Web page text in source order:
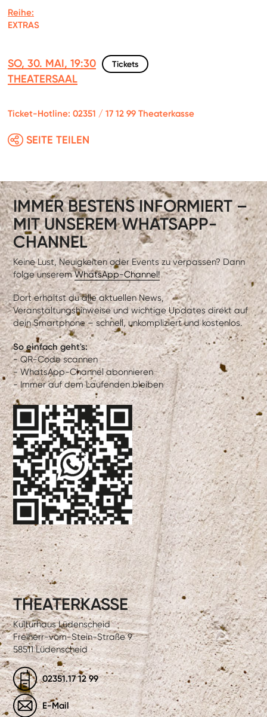
Reihe:
EXTRAS
SO, 30. MAI, 19:30 Tickets
THEATERSAAL
Ticket-Hotline: 02351 / 17 12 99 Theaterkasse
SEITE TEILEN
IMMER BESTENS INFORMIERT –
MIT UNSEREM WHATSAPP-
CHANNEL
Keine Lust, Neuigkeiten oder Events zu verpassen? Dann
folge unseremWhatsApp-Channel!
Dort erhältst du alle aktuellen News,
Veranstaltungshinweise und wichtige Updates direkt auf
dein Smartphone – schnell, unkompliziert und kostenlos.
So einfach geht's:
- QR-Code scannen
- WhatsApp-Channel abonnieren
- Immer auf dem Laufenden bleiben
THEATERKASSE
Kulturhaus Lüdenscheid
Freiherr-vom-Stein-Straße 9
58511 Lüdenscheid
02351.17 12 99
E-Mail